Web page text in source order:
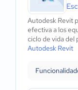
Autodesk Revit
efectiva a los
ciclo de vida del
Autodesk Revit